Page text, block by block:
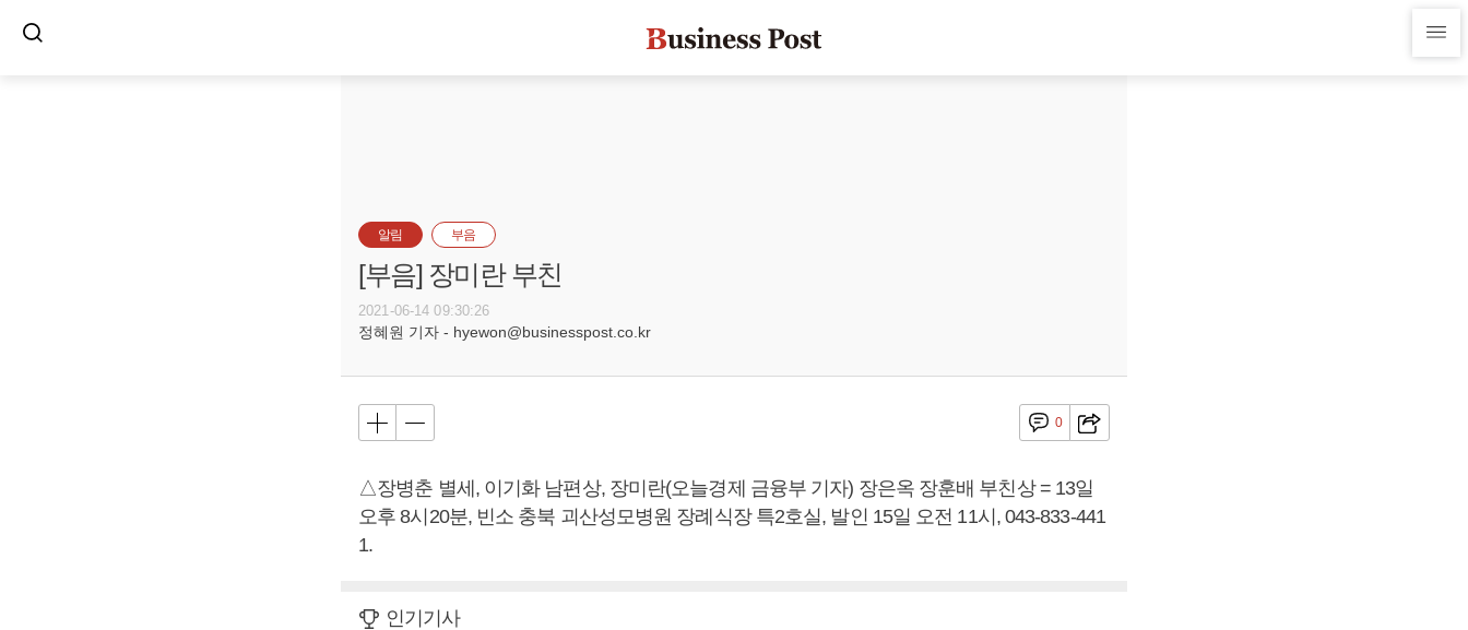
알림 부음
[부음] 장미란 부친
2021-06-14 09:30:26
정혜원 기자 - hyewon@businesspost.co.kr
0
△장병춘 별세, 이기화 남편상, 장미란(오늘경제 금융부 기자) 장은옥 장훈배 부친상 = 13일
오후 8시20분, 빈소 충북 괴산성모병원 장례식장 특2호실, 발인 15일 오전 11시, 043-833-441
1.
인기기사